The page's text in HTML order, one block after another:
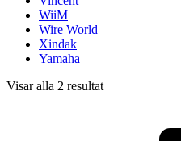
WiiM
Wire World
Xindak
Yamaha
Visar alla 2 resultat